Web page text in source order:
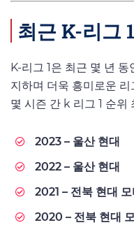
최근 K-리그
K-리그 1은 최근 몇 년
지하며 더욱 흥미로운
몇 시즌 간 k 리그 1 순위
2023 – 울산 현대
2022 – 울산 현대
2021 – 전북 현대
2020 – 전북 현대